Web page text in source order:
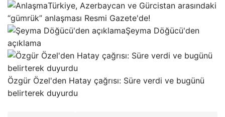
Türkiye, Azerbaycan ve Gürcistan arasındaki
“gümrük” anlaşması Resmi Gazete'de!
Şeyma Döğücü'den
açıklama
Özgür Özel'den Hatay çağrısı: Süre verdi ve bugünü
belirterek duyurdu